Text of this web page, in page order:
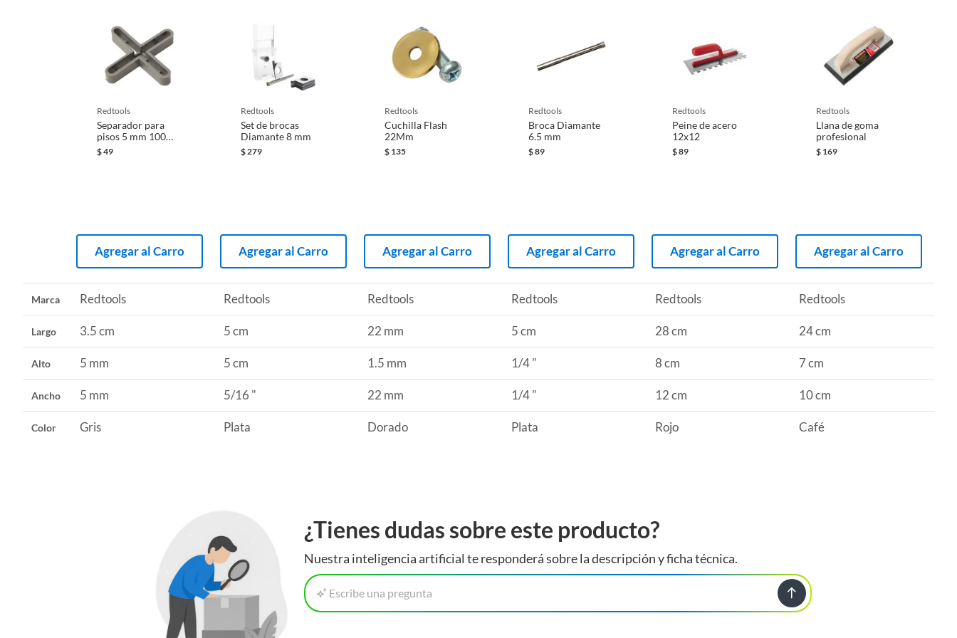
redtools
Separador para
pisos 5 mm 100
pzas
$49
Agregar al Carro
redtools
Set de brocas
Diamante 8 mm
$ 279
Agregar al Carro
redtools
Cuchilla Flash
22Mm
$ 135
Agregar al Carro
redtools
Broca Diamante
6.5 mm
$89
Agregar al Carro
redtools
Peine de acero
12x12
$89
Agregar al Carro
redtools
Llana de goma
profesional
$ 169
Agregar al Carro
Marca Redtools Redtools Redtools Redtools Redtools Redtools
Largo 3.5 cm 5 cm 22 mm 5 cm 28 cm 24 cm
Alto 5 mm 5 cm 1.5 mm 1/4 " 8 cm 7 cm
Ancho 5 mm 5/16 " 22 mm 1/4 " 12 cm 10 cm
Color Gris Plata Dorado Plata Rojo Café
¿Tienes dudas sobre este producto?
Nuestra inteligencia artificial te responderá sobre la descripción y ficha técnica.
Escribe una pregunta